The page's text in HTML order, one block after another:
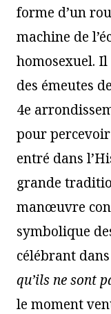
forme d’un
machine de
homosexuel.
des émeutes
4e
pour
entré dans
grande
manœuvre
symbolique
célébrant
qu’ils ne sont
le moment